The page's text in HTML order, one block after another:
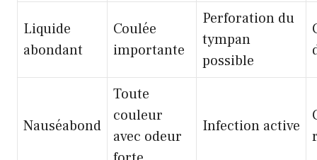
Liquide
abondant
Coulée
importante
Perforation du
tympan
possible
Nauséabond
Toute
couleur
avec odeur
Infection active